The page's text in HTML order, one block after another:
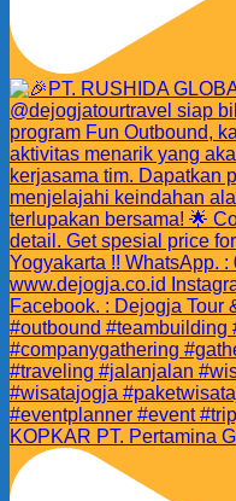
KOPKAR PT. Pertamina